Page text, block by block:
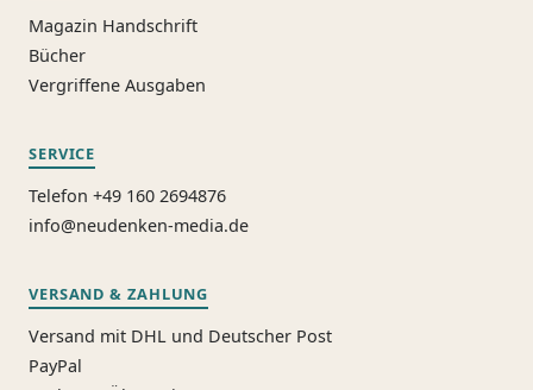
Magazin Handschrift
Bücher
Vergriffene Ausgaben
SERVICE
Telefon +49 160 2694876
info@neudenken-media.de
VERSAND & ZAHLUNG
Versand mit DHL und Deutscher Post
PayPal